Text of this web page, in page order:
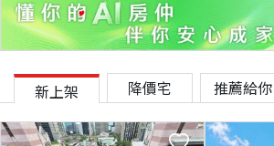
新上架 降價宅 推薦給你